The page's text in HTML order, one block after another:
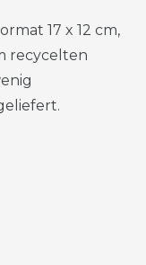
17 x 12 cm,
recycelten